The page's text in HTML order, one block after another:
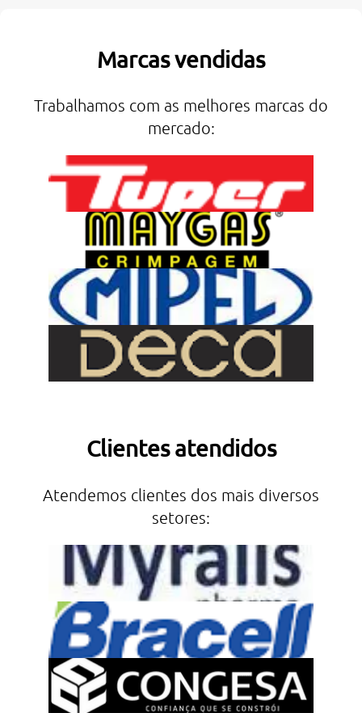
Marcas vendidas
Trabalhamos com as melhores marcas do
mercado:
Clientes atendidos
Atendemos clientes dos mais diversos
setores: